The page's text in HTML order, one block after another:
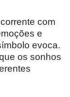
com
e
evoca.
os sonhos